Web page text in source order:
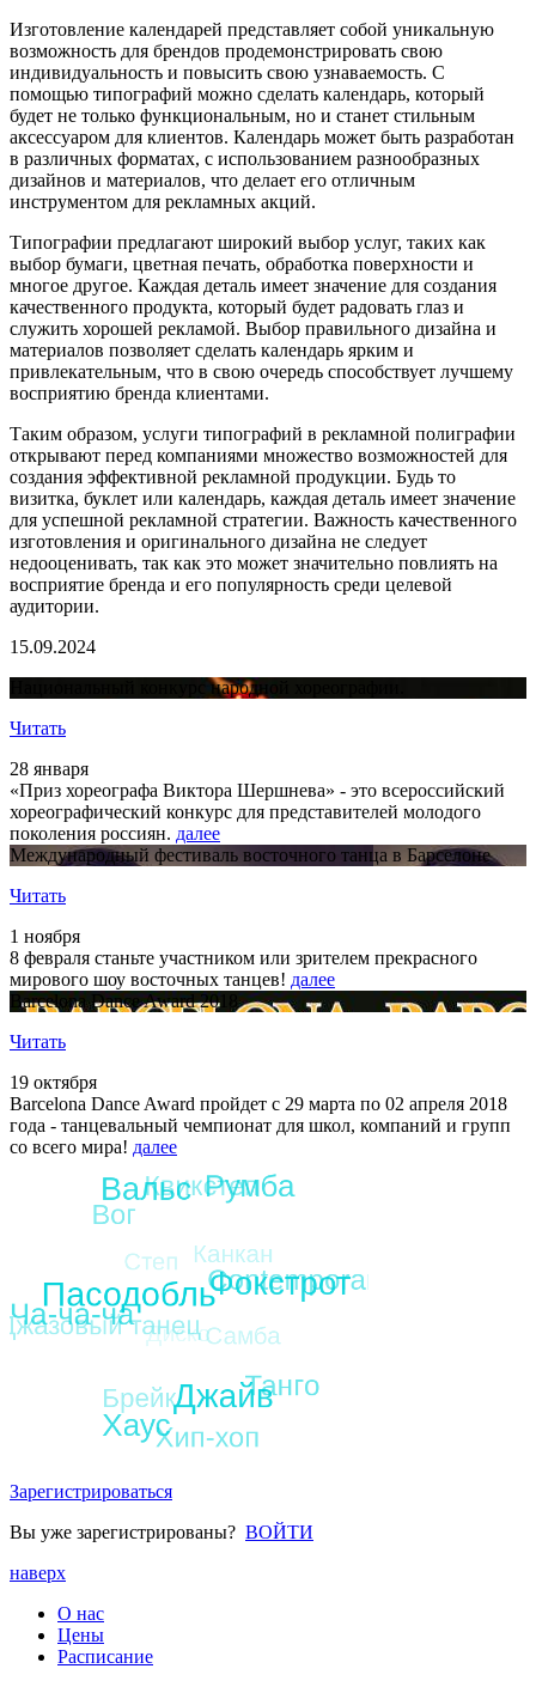
Изготовление календарей представляет собой уникальную
возможность для брендов продемонстрировать свою
индивидуальность и повысить свою узнаваемость. С
помощью типографий можно сделать календарь, который
будет не только функциональным, но и станет стильным
аксессуаром для клиентов. Календарь может быть разработан
в различных форматах, с использованием разнообразных
дизайнов и материалов, что делает его отличным
инструментом для рекламных акций.
Типографии предлагают широкий выбор услуг, таких как
выбор бумаги, цветная печать, обработка поверхности и
многое другое. Каждая деталь имеет значение для создания
качественного продукта, который будет радовать глаз и
служить хорошей рекламой. Выбор правильного дизайна и
материалов позволяет сделать календарь ярким и
привлекательным, что в свою очередь способствует лучшему
восприятию бренда клиентами.
Таким образом, услуги типографий в рекламной полиграфии
открывают перед компаниями множество возможностей для
создания эффективной рекламной продукции. Будь то
визитка, буклет или календарь, каждая деталь имеет значение
для успешной рекламной стратегии. Важность качественного
изготовления и оригинального дизайна не следует
недооценивать, так как это может значительно повлиять на
восприятие бренда и его популярность среди целевой
аудитории.
15.09.2024
Национальный конкурс народной хореографии.
Читать
28 января
«Приз хореографа Виктора Шершнева» - это всероссийский
хореографический конкурс для представителей молодого
поколения россиян. далее
Международный фестиваль восточного танца в Барселоне
Читать
1 ноября
8 февраля станьте участником или зрителем прекрасного
мирового шоу восточных танцев! далее
Barcelona Dance Award 2018
Читать
19 октября
Barcelona Dance Award пройдет с 29 марта по 02 апреля 2018
года - танцевальный чемпионат для школ, компаний и групп
со всего мира! далее
Зарегистрироваться
Вы уже зарегистрированы? ВОЙТИ
наверх
О нас
Цены
Расписание